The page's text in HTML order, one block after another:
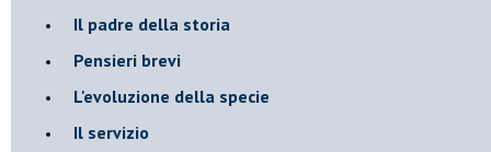
Il padre della storia
Pensieri brevi
L'evoluzione della specie
Il servizio